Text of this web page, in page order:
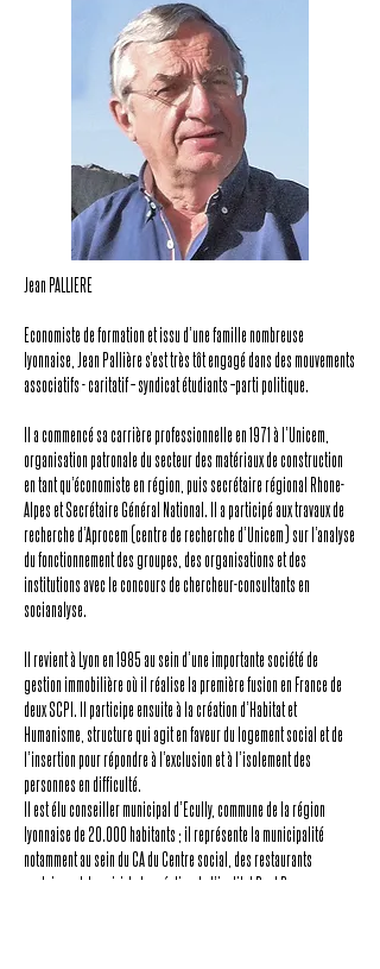
Jean PALLIERE
Economiste de formation et issu d’une famille nombreuse
lyonnaise, Jean Pallière s’est très tôt engagé dans des mouvements
associatifs - caritatif – syndicat étudiants –parti politique.
Il a commencé sa carrière professionnelle en 1971 à l’Unicem,
organisation patronale du secteur des matériaux de construction
en tant qu’économiste en région, puis secrétaire régional Rhone-
Alpes et Secrétaire Général National. Il a participé aux travaux de
recherche d’Aprocem (centre de recherche d’Unicem) sur l’analyse
du fonctionnement des groupes, des organisations et des
institutions avec le concours de chercheur-consultants en
socianalyse.
Il revient à Lyon en 1985 au sein d’une importante société de
gestion immobilière où il réalise la première fusion en France de
deux SCPI. Il participe ensuite à la création d’Habitat et
Humanisme, structure qui agit en faveur du logement social et de
l’insertion pour répondre à l’exclusion et à l’isolement des
personnes en difficulté.
Il est élu conseiller municipal d’Ecully, commune de la région
lyonnaise de 20.000 habitants ; il représente la municipalité
notamment au sein du CA du Centre social, des restaurants
scolaires et du suivi de la création de l’institut Paul Bocuse.